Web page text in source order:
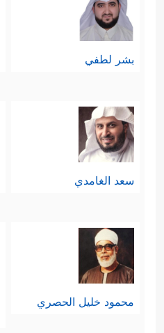
بشر لطفي
سعد الغامدي
محمود خليل الحصري